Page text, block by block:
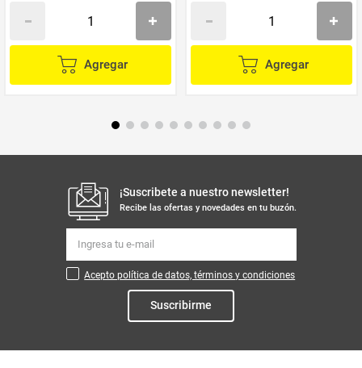
Agregar Agregar
¡Suscribete a nuestro newsletter!
Recibe las ofertas y novedades en tu buzón.
Acepto política de datos, términos y condiciones
Suscribirme